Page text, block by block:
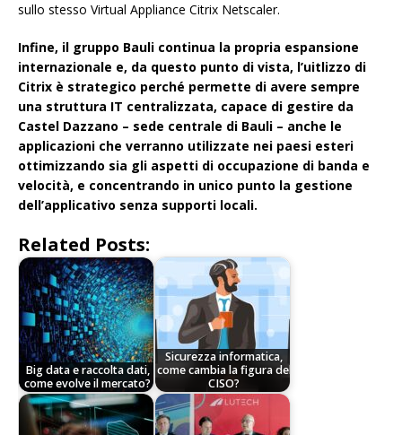
sullo stesso Virtual Appliance Citrix Netscaler.
Infine, il gruppo Bauli continua la propria espansione
internazionale e, da questo punto di vista, l’uitlizzo di
Citrix è strategico perché permette di avere sempre
una struttura IT centralizzata, capace di gestire da
Castel Dazzano – sede centrale di Bauli – anche le
applicazioni che verranno utilizzate nei paesi esteri
ottimizzando sia gli aspetti di occupazione di banda e
velocità, e concentrando in unico punto la gestione
dell’applicativo senza supporti locali.
Related Posts:
Big data e raccolta dati,
come evolve il mercato?
Sicurezza informatica,
come cambia la figura del
CISO?